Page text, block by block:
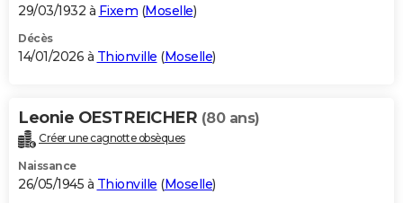
GUIDES D'ACHAT
BONS PLANS
Carte de Noël
Carte Bonne année
Carte Saint-Valentin
Carte Pâques
Carte d'anniversaire
DICTIONNAIRE
Dictionnaire
Biographies
Citations
Expressions
Proverbes
PROGRAMME TV
29/03/1932 à Fixem (Moselle)
Décès
14/01/2026 à Thionville (Moselle)
Leonie OESTREICHER (80 ans)
Créer une cagnotte obsèques
Naissance
26/05/1945 à Thionville (Moselle)